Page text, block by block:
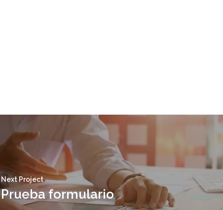
Next Project
Prueba formulario